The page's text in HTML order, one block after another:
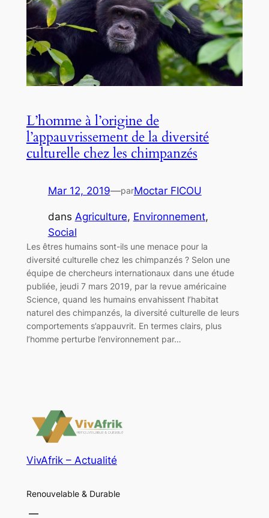
L’homme à l’origine de
l’appauvrissement de la diversité
culturelle chez les chimpanzés
Mar 12, 2019—parMoctar FICOU
dans Agriculture, Environnement
Social
Les êtres humains sont-ils une menace pour la
diversité culturelle chez les chimpanzés ? Selon une
équipe de chercheurs internationaux dans une étude
publiée, jeudi 7 mars 2019, par la revue américaine
Science, quand les humains envahissent l’habitat
naturel des chimpanzés, la diversité culturelle de leurs
comportements s’appauvrit. En termes clairs, plus
l’homme perturbe l’environnement par…
VivAfrik – Actualité
Renouvelable & Durable